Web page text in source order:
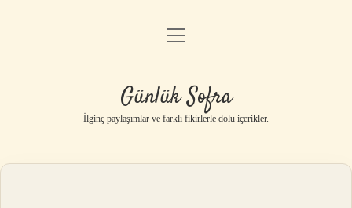
Anasayfa
Yasal Uyarı
menüyü
Günlük Sofra
İlginç paylaşımlar ve farklı fikirlerle dolu içerikler.